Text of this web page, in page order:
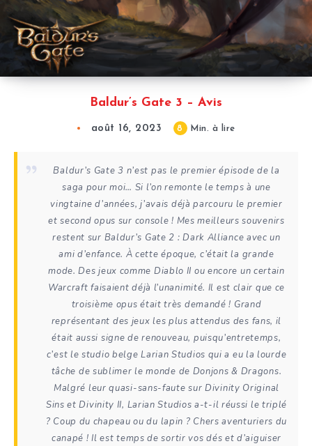
Baldur’s Gate 3 – Avis
août 16, 2023 8 Min. à lire
Baldur’s Gate 3 n’est pas le premier épisode de la
saga pour moi… Si l’on remonte le temps à une
vingtaine d’années, j’avais déjà parcouru le premier
et second opus sur console ! Mes meilleurs souvenirs
restent sur Baldur’s Gate 2 : Dark Alliance avec un
ami d’enfance. À cette époque, c’était la grande
mode. Des jeux comme Diablo II ou encore un certain
Warcraft faisaient déjà l’unanimité. Il est clair que ce
troisième opus était très demandé ! Grand
représentant des jeux les plus attendus des fans, il
était aussi signe de renouveau, puisqu’entretemps,
c’est le studio belge Larian Studios qui a eu la lourde
tâche de sublimer le monde de Donjons & Dragons.
Malgré leur quasi-sans-faute sur Divinity Original
Sins et Divinity II, Larian Studios a-t-il réussi le triplé
? Coup du chapeau ou du lapin ? Chers aventuriers du
canapé ! Il est temps de sortir vos dés et d’aiguiser